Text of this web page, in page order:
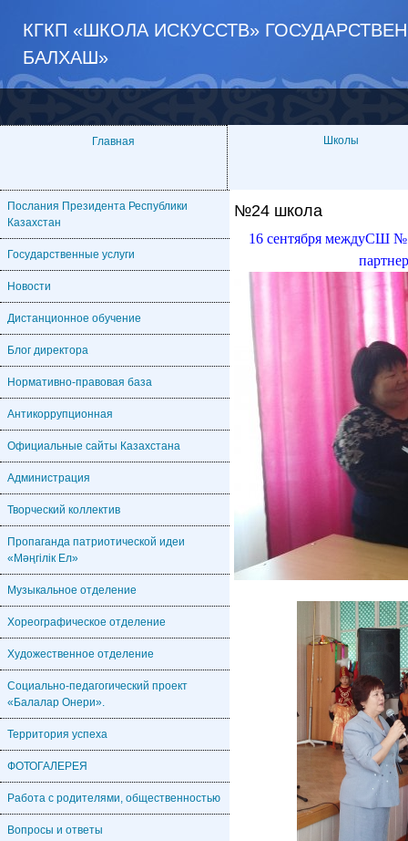
КГКП «ШКОЛА ИСКУССТВ»
БАЛХАШ»
Главная Школы
Послания Президента Республики
Казахстан
Государственные услуги
Новости
Дистанционное обучение
Блог директора
Нормативно-правовая база
Антикоррупционная
Официальные сайты Казахстана
Администрация
Творческий коллектив
Пропаганда патриотической идеи
«Мәңгілік Ел»
Музыкальное отделение
Хореографическое отделение
Художественное отделение
Социально-педагогический проект
«Балалар Онери».
Территория успеха
ФОТОГАЛЕРЕЯ
Работа с родителями, общественностью
Вопросы и ответы
№24 школа
16 сентября междуСШ №